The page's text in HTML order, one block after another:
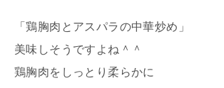
「鶏胸肉とアスパラの中華炒め」
美味しそうですよね＾＾
鶏胸肉をしっとり柔らかに